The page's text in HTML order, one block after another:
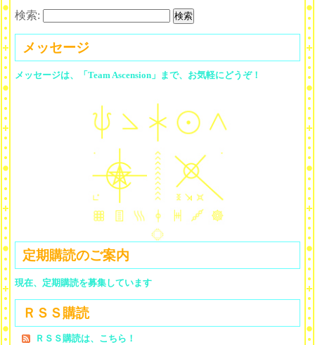
検索:
メッセージ
メッセージは、「Team Ascension」まで、お気軽にどうぞ！
定期購読のご案内
現在、定期購読を募集しています
ＲＳＳ購読
ＲＳＳ購読は、こちら！